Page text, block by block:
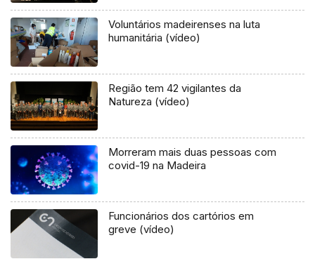
Voluntários madeirenses na luta
humanitária (vídeo)
Região tem 42 vigilantes da
Natureza (vídeo)
Morreram mais duas pessoas com
covid-19 na Madeira
Funcionários dos cartórios em
greve (vídeo)